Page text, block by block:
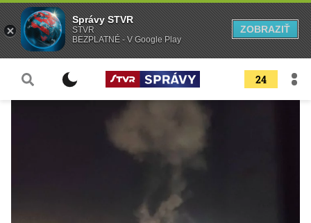
24
Správy STVR
STVR
BEZPLATNÉ - V Google Play
ZOBRAZIŤ